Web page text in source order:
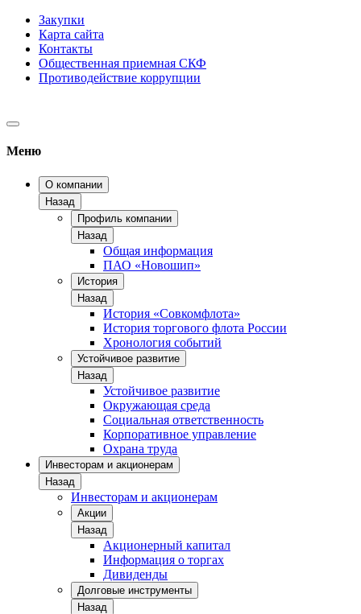
Закупки
Карта сайта
Контакты
Общественная приемная СКФ
Противодействие коррупции
Меню
О компании
Назад
Профиль компании
Назад
Общая информация
ПАО «Новошип»
История
Назад
История «Совкомфлота»
История торгового флота России
Хронология событий
Устойчивое развитие
Назад
Устойчивое развитие
Окружающая среда
Социальная ответственность
Корпоративное управление
Охрана труда
Инвесторам и акционерам
Назад
Инвесторам и акционерам
Акции
Назад
Акционерный капитал
Информация о торгах
Дивиденды
Долговые инструменты
Назад